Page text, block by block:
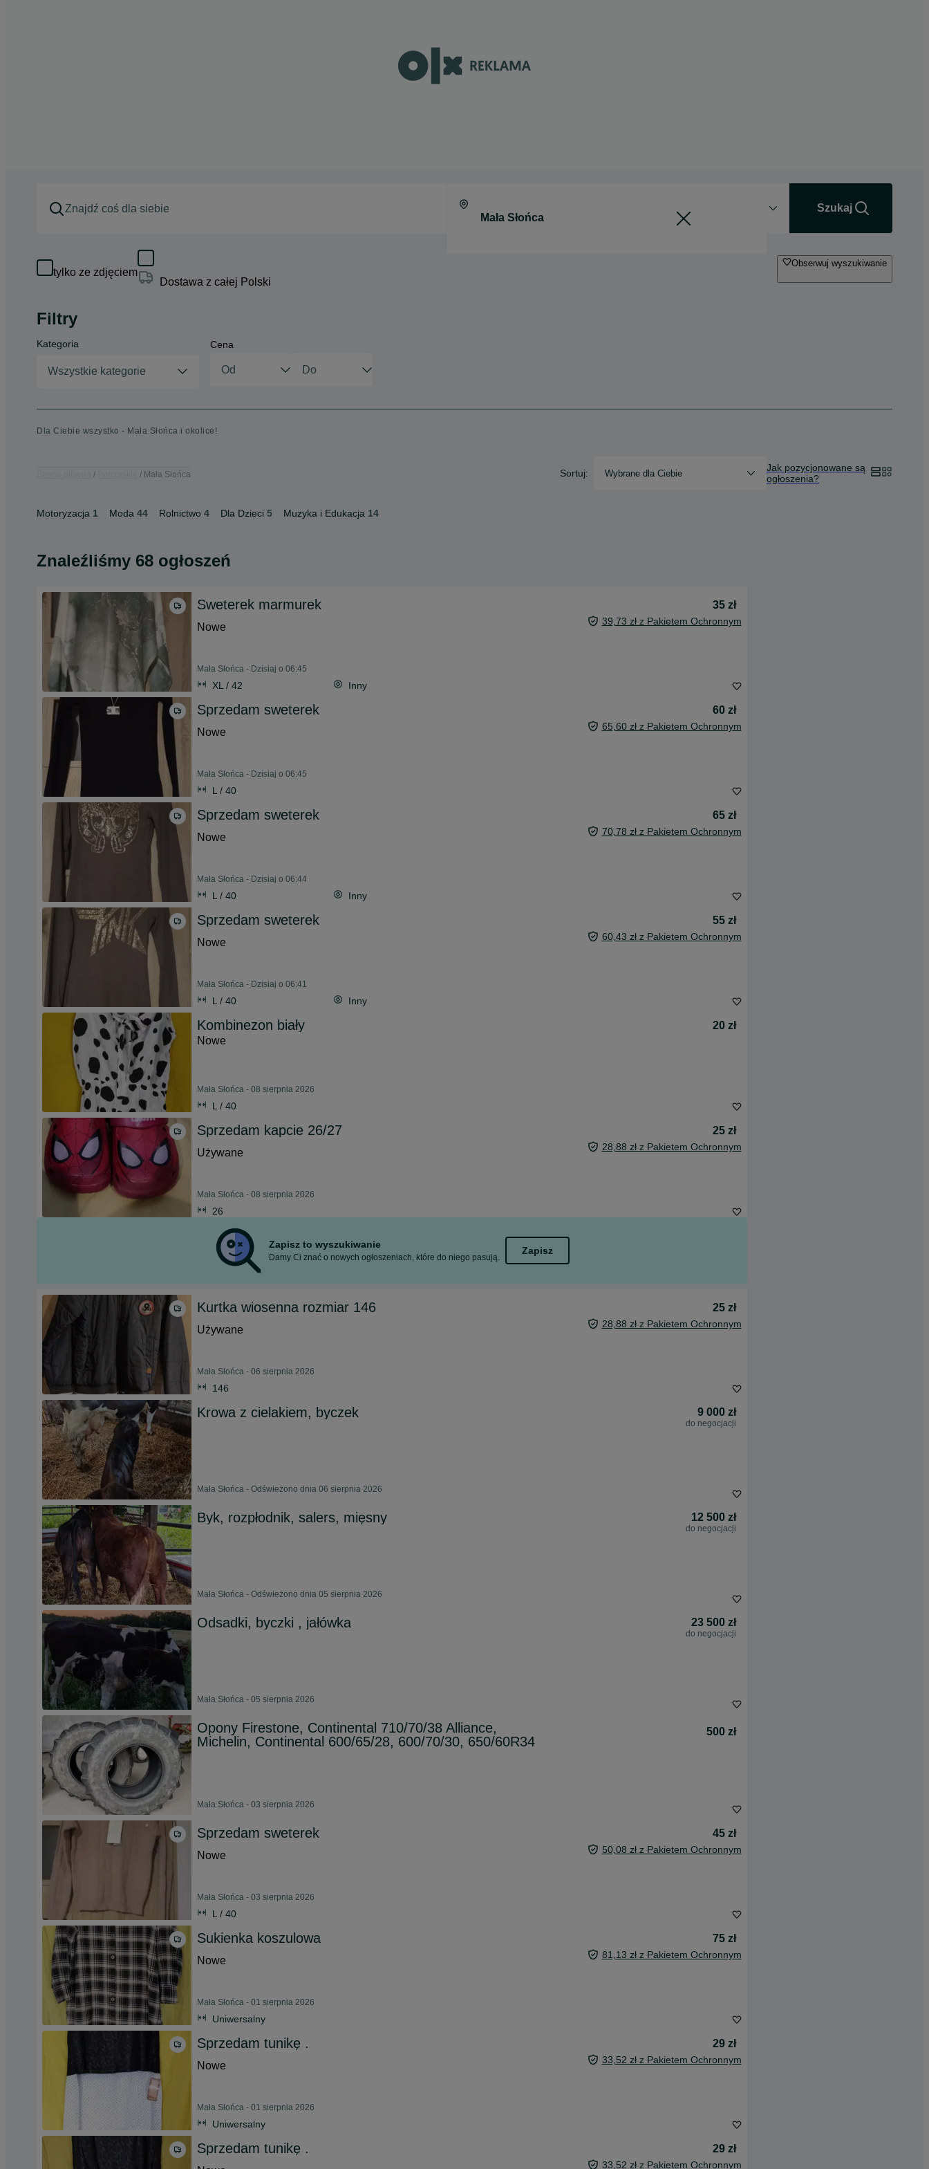
Szukaj
tylko ze zdjęciem
Dostawa z całej Polski
Obserwuj wyszukiwanie
Filtry
Kategoria
Wszystkie kategorie
Cena
Dla Ciebie wszystko - Mała Słońca i okolice!
Mała Słońca Sortuj: Wybrane dla Ciebie
Jak pozycjonowane są
ogłoszenia?
Motoryzacja 1 Moda 44 Rolnictwo 4 Dla Dzieci 5 Muzyka i Edukacja 14
Znaleźliśmy 68 ogłoszeń
Sweterek marmurek
35 zł
Nowe
39,73 zł z Pakietem Ochronnym
Mała Słońca - Dzisiaj o 06:45
XL / 42 Inny
Sprzedam sweterek
60 zł
Nowe
65,60 zł z Pakietem Ochronnym
Mała Słońca - Dzisiaj o 06:45
L / 40
Sprzedam sweterek
65 zł
Nowe
70,78 zł z Pakietem Ochronnym
Mała Słońca - Dzisiaj o 06:44
L / 40 Inny
Sprzedam sweterek
55 zł
Nowe
60,43 zł z Pakietem Ochronnym
Mała Słońca - Dzisiaj o 06:41
L / 40 Inny
Kombinezon biały
20 zł
Nowe
Mała Słońca - 08 sierpnia 2026
L / 40
Sprzedam kapcie 26/27
25 zł
Używane
28,88 zł z Pakietem Ochronnym
Mała Słońca - 08 sierpnia 2026
26
Zapisz to wyszukiwanie
Damy Ci znać o nowych ogłoszeniach, które do niego pasują.
Zapisz
Kurtka wiosenna rozmiar 146
25 zł
Używane
28,88 zł z Pakietem Ochronnym
Mała Słońca - 06 sierpnia 2026
146
Krowa z cielakiem, byczek 9 000 zł
do negocjacji
Mała Słońca - Odświeżono dnia 06 sierpnia 2026
Byk, rozpłodnik, salers, mięsny 12 500 zł
do negocjacji
Mała Słońca - Odświeżono dnia 05 sierpnia 2026
Odsadki, byczki , jałówka 23 500 zł
do negocjacji
Mała Słońca - 05 sierpnia 2026
Opony Firestone, Continental 710/70/38 Alliance,
Michelin, Continental 600/65/28, 600/70/30, 650/60R34
500 zł
Mała Słońca - 03 sierpnia 2026
Sprzedam sweterek
45 zł
Nowe
50,08 zł z Pakietem Ochronnym
Mała Słońca - 03 sierpnia 2026
L / 40
Sukienka koszulowa
75 zł
Nowe
81,13 zł z Pakietem Ochronnym
Mała Słońca - 01 sierpnia 2026
Uniwersalny
Sprzedam tunikę .
29 zł
Nowe
33,52 zł z Pakietem Ochronnym
Mała Słońca - 01 sierpnia 2026
Uniwersalny
Sprzedam tunikę .
29 zł
33,52 zł z Pakietem Ochronnym